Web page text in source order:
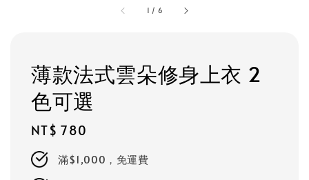
1 / 6
薄款法式雲朵修身上衣 2
色可選
Regular
price
NT$ 780
滿$1,000，免運費